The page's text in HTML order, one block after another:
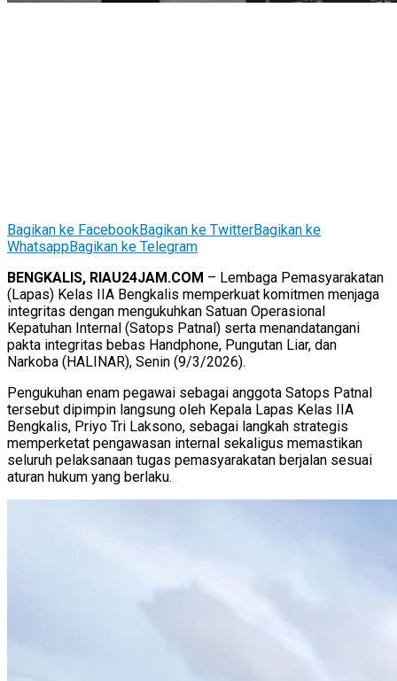
Bagikan ke FacebookBagikan ke TwitterBagikan ke
WhatsappBagikan ke Telegram
BENGKALIS, RIAU24JAM.COM – Lembaga Pemasyarakatan
(Lapas) Kelas IIA Bengkalis memperkuat komitmen menjaga
integritas dengan mengukuhkan Satuan Operasional
Kepatuhan Internal (Satops Patnal) serta menandatangani
pakta integritas bebas Handphone, Pungutan Liar, dan
Narkoba (HALINAR), Senin (9/3/2026).
Pengukuhan enam pegawai sebagai anggota Satops Patnal
tersebut dipimpin langsung oleh Kepala Lapas Kelas IIA
Bengkalis, Priyo Tri Laksono, sebagai langkah strategis
memperketat pengawasan internal sekaligus memastikan
seluruh pelaksanaan tugas pemasyarakatan berjalan sesuai
aturan hukum yang berlaku.